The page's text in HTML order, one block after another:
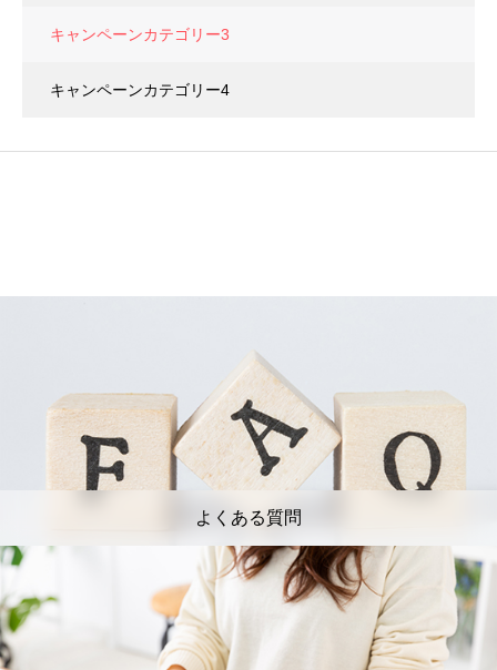
キャンペーンカテゴリー3
キャンペーンカテゴリー4
よくある質問